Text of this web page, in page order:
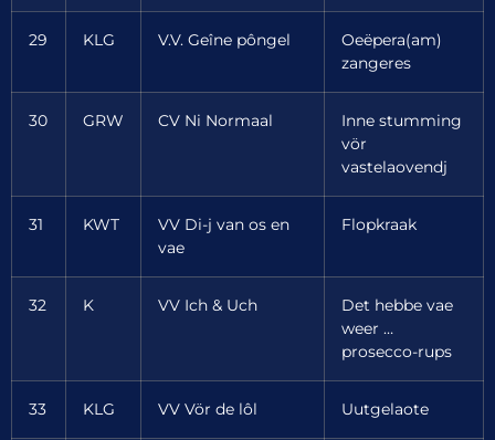
29 KLG V.V. Geîne pôngel
Oeëpera(am)
zangeres
30 GRW CV Ni Normaal
Inne stumming
vör
vastelaovendj
31 KWT
VV Di-j van os en
vae
Flopkraak
32 K VV Ich & Uch
Det hebbe vae
weer …
prosecco-rups
33 KLG VV Vör de lôl Uutgelaote